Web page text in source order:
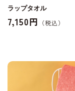
ラップタオル
7,150円